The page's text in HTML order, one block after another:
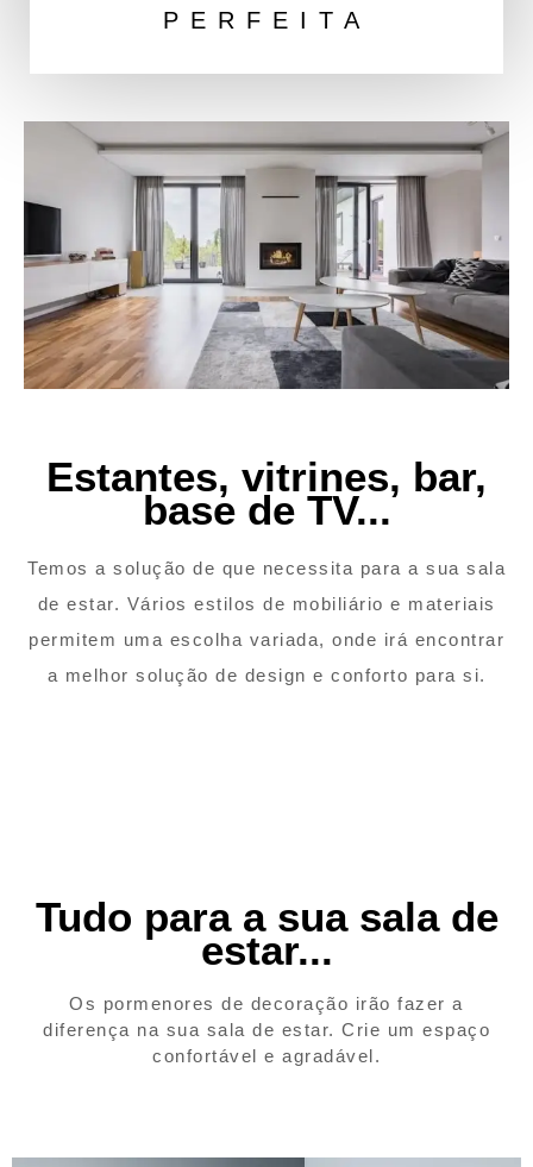
PERFEITA
Estantes, vitrines, bar,
base de TV...
Temos a solução de que necessita para a sua sala
de estar. Vários estilos de mobiliário e materiais
permitem uma escolha variada, onde irá encontrar
a melhor solução de design e conforto para si.
Tudo para a sua sala de
estar...
Os pormenores de decoração irão fazer a
diferença na sua sala de estar. Crie um espaço
confortável e agradável.